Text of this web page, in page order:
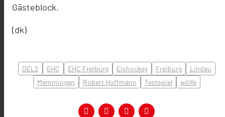
Gästeblock.
(dk)
DEL2 EHC EHC Freiburg Eishockey Freiburg
Lindau
Memmingen
Robert Hoffmann Testspiel wölfe